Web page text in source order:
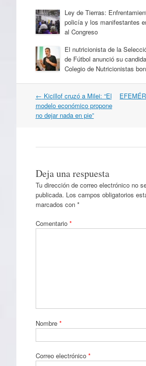
Ley de Tierras:
policía y los manifestantes
al Congreso
El nutricionista de la
de Fútbol anunció su
Colegio de Nutricionistas
Navegación
por
artículos
← Kicillof cruzó a Milei: “El
modelo económico propone
no dejar nada en pie”
Deja una respuesta
Tu dirección de correo electrónico no
publicada. Los campos obligatorios
marcados con *
Comentario *
Nombre *
Correo electrónico *